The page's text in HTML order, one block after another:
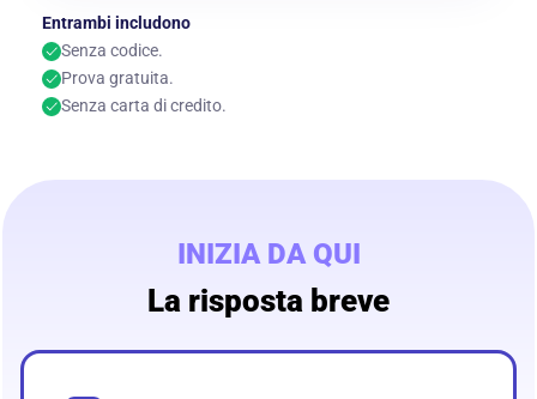
Entrambi includono
Senza codice.
Prova gratuita.
Senza carta di credito.
INIZIA DA QUI
La risposta breve